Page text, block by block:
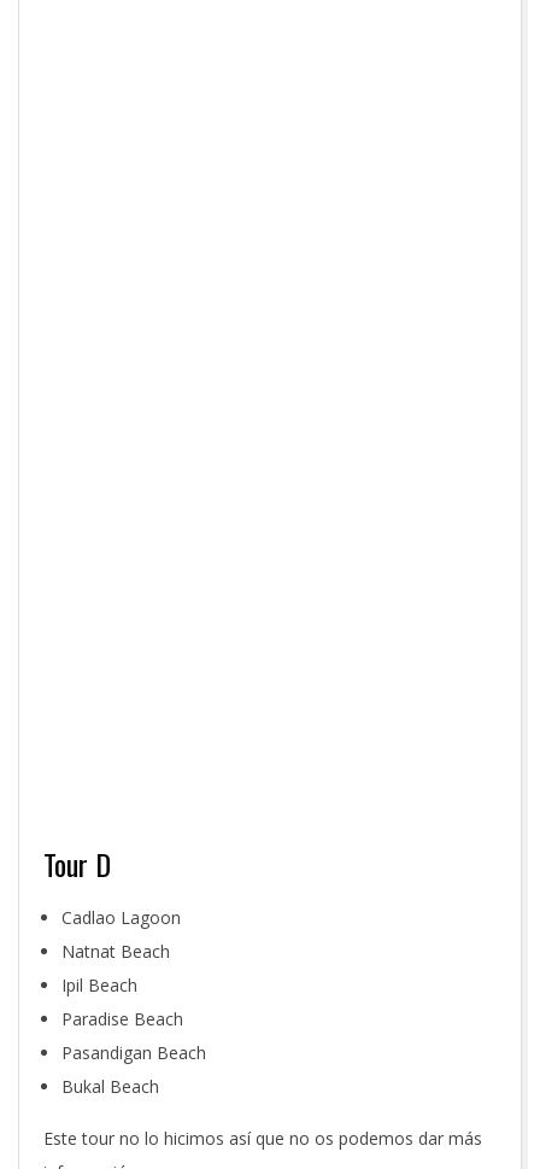
Tour D
Cadlao Lagoon
Natnat Beach
Ipil Beach
Paradise Beach
Pasandigan Beach
Bukal Beach
Este tour no lo hicimos así que no os podemos dar más